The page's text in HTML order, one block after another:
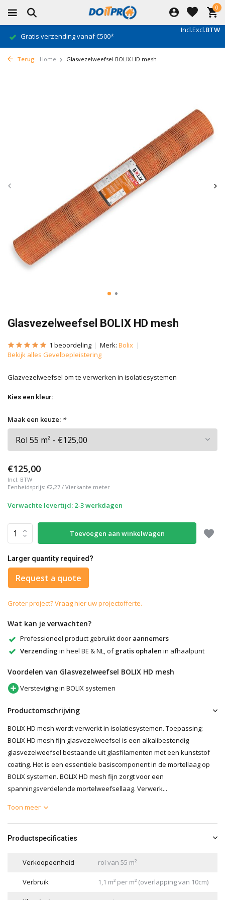
0
Incl.Excl.BTW
Gratis verzending vanaf €500*
Terug Home Glasvezelweefsel BOLIX HD mesh
Glasvezelweefsel BOLIX HD mesh
1 beoordeling Merk: Bolix
Bekijk alles Gevelbepleistering
Glazvezelweefsel om te verwerken in isolatiesystemen
Kies een kleur:
Maak een keuze: *
€125,00
Incl. BTW
Eenheidsprijs: €2,27 / Vierkante meter
Verwachte levertijd: 2-3 werkdagen
Toevoegen aan winkelwagen
Larger quantity required?
Request a quote
Groter project? Vraag hier uw projectofferte.
Wat kan je verwachten?
Professioneel product gebruikt door aannemers
Verzending in heel BE & NL, ofgratis ophalen in afhaalpunt
Voordelen van Glasvezelweefsel BOLIX HD mesh
Versteviging in BOLIX systemen
Productomschrijving
BOLIX HD mesh wordt verwerkt in isolatiesystemen. Toepassing:
BOLIX HD mesh fijn glasvezelweefsel is een alkalibestendig
glasvezelweefsel bestaande uit glasfilamenten met een kunststof
coating. Het is een essentiele basiscomponent in de mortellaag op
BOLIX systemen. BOLIX HD mesh fijn zorgt voor een
spanningsverdelende mortelweefsellaag. Verwerk...
Toon meer
Productspecificaties
Verkoopeenheid rol van 55 m²
Verbruik 1,1 m² per m² (overlapping van 10cm)